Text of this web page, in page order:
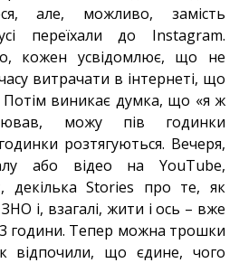
але, можливо, замість
переїхали до Instagram.
кожен усвідомлює, що не
витрачати в інтернеті, що
Потім виникає думка, що «я ж
можу пів годинки
розтягуються. Вечеря,
або відео на YouTube,
декілька Stories про те, як
і, взагалі, жити і ось – вже
години. Тепер можна трошки
відпочили, що єдине, чого